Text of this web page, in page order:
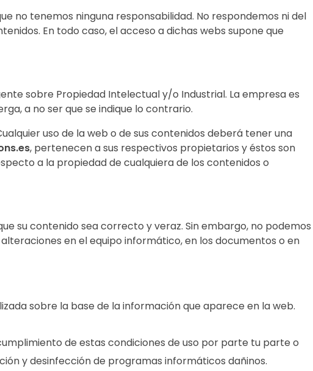
no tenemos ninguna responsabilidad. No respondemos ni del
En todo caso, el acceso a dichas webs supone que
sobre Propiedad Intelectual y/o Industrial. La empresa es
a no ser que se indique lo contrario.
uso de la web o de sus contenidos deberá tener una
, pertenecen a sus respectivos propietarios y éstos son
a la propiedad de cualquiera de los contenidos o
su contenido sea correcto y veraz. Sin embargo, no podemos
en el equipo informático, en los documentos o en
sobre la base de la información que aparece en la web.
de estas condiciones de uso por parte tu parte o
y desinfección de programas informáticos dañinos.